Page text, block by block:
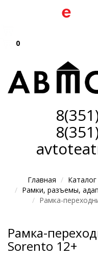
0
Главная
Рамки, разъемы,
Рамка-
Рамка-
Sorento 12+